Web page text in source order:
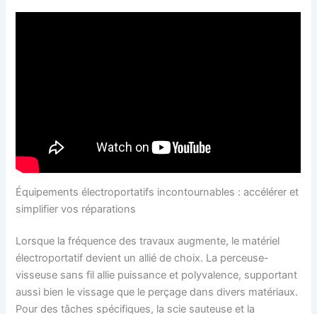
Équipements électroportatifs incontournables : accélérer et
simplifier vos réparations
Lorsque la fréquence des travaux augmente, le matériel
électroportatif devient un allié de choix. La perceuse-
visseuse sans fil allie puissance et polyvalence, supportant
aussi bien le vissage que le perçage dans divers matériaux.
Pour des tâches spécifiques, la scie sauteuse et la